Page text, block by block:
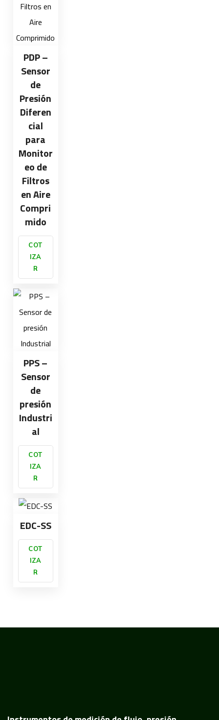
PDP –
Sensor
de
Presión
Diferen
cial
para
Monitor
eo de
Filtros
en Aire
Compri
mido
COT
IZA
R
PPS –
Sensor
de
presión
Industri
al
COT
IZA
R
EDC-SS
COT
IZA
R